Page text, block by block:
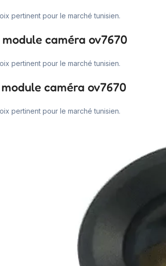
pertinent pour le marché tunisien.
caméra ov7670
pertinent pour le marché tunisien.
caméra ov7670
pertinent pour le marché tunisien.